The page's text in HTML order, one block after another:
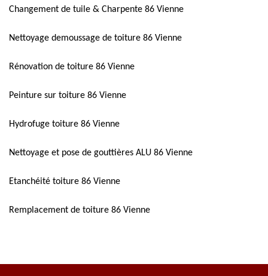
Changement de tuile & Charpente 86 Vienne
Nettoyage demoussage de toiture 86 Vienne
Rénovation de toiture 86 Vienne
Peinture sur toiture 86 Vienne
Hydrofuge toiture 86 Vienne
Nettoyage et pose de gouttières ALU 86 Vienne
Etanchéité toiture 86 Vienne
Remplacement de toiture 86 Vienne